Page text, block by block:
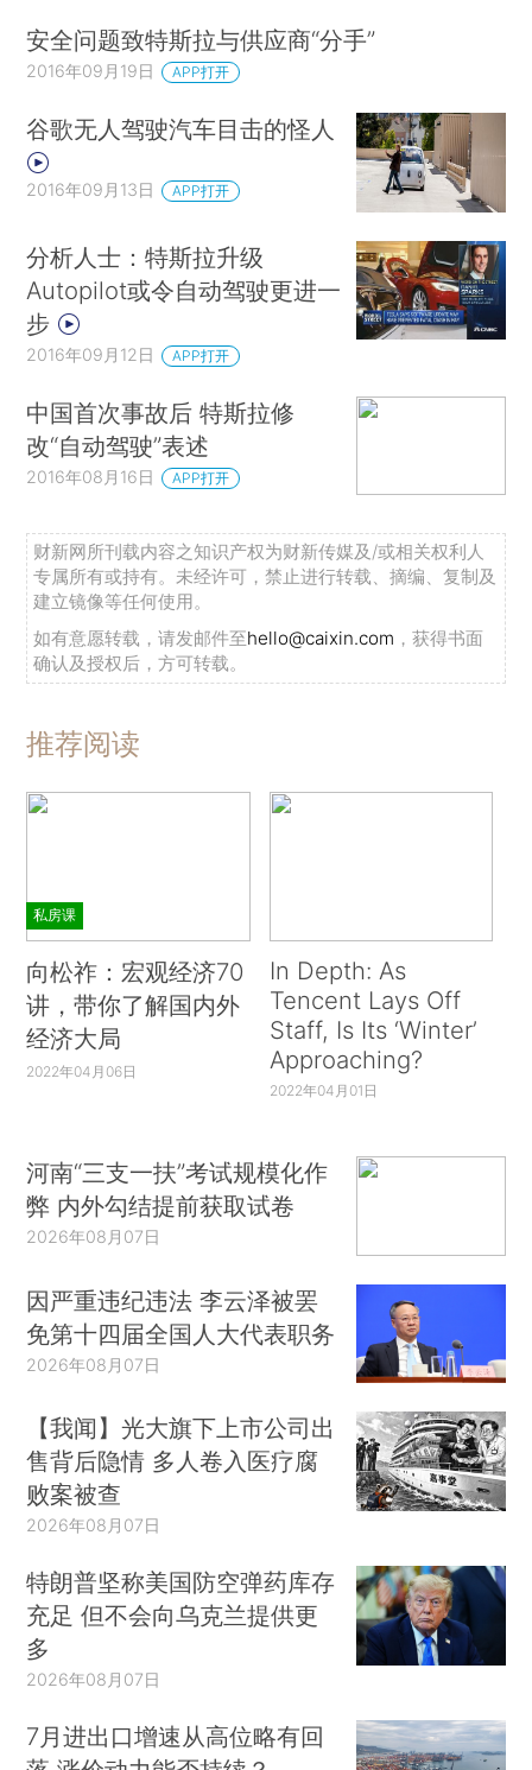
安全问题致特斯拉与供应商“分手”
2016年09月19日 APP打开
谷歌无人驾驶汽车目击的怪人
2016年09月13日 APP打开
分析人士：特斯拉升级
Autopilot或令自动驾驶更进一
步
2016年09月12日 APP打开
中国首次事故后 特斯拉修
改“自动驾驶”表述
2016年08月16日 APP打开
财新网所刊载内容之知识产权为财新传媒及/或相关权利人
专属所有或持有。未经许可，禁止进行转载、摘编、复制及
建立镜像等任何使用。
如有意愿转载，请发邮件至hello@caixin.com ，获得书面
确认及授权后，方可转载。
推荐阅读
私房课
向松祚：宏观经济70
讲，带你了解国内外
经济大局
2022年04月06日
In Depth: As
Tencent Lays Off
Staff, Is Its ‘Winter’
Approaching?
2022年04月01日
河南“三支一扶”考试规模化作
弊 内外勾结提前获取试卷
2026年08月07日
因严重违纪违法 李云泽被罢
免第十四届全国人大代表职务
2026年08月07日
【我闻】光大旗下上市公司出
售背后隐情 多人卷入医疗腐
败案被查
2026年08月07日
特朗普坚称美国防空弹药库存
充足 但不会向乌克兰提供更
多
2026年08月07日
7月进出口增速从高位略有回